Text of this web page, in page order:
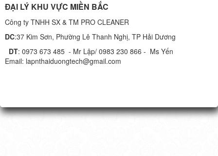
ĐẠI LÝ KHU VỰC MIỀN BẮC
Công ty TNHH SX & TM PRO CLEANER
DC:37 Kim Sơn, Phường Lê Thanh Nghị, TP Hải Dương
DT: 0973 673 485 - Mr Lập/ 0983 230 866 - Ms Yến
Email: lapnthaiduongtech@gmail.com